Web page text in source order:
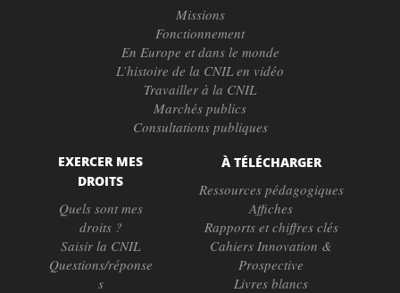
Missions
Fonctionnement
En Europe et dans le monde
L’histoire de la CNIL en vidéo
Travailler à la CNIL
Marchés publics
Consultations publiques
EXERCER MES
DROITS
Quels sont mes
droits ?
Saisir la CNIL
Questions/réponse
s
À TÉLÉCHARGER
Ressources pédagogiques
Affiches
Rapports et chiffres clés
Cahiers Innovation &
Prospective
Livres blancs